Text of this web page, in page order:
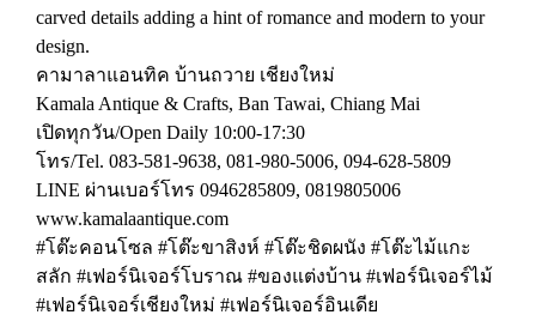
carved details adding a hint of romance and modern to your
design.
คามาลาแอนทิค บ้านถวาย เชียงใหม่
Kamala Antique & Crafts, Ban Tawai, Chiang Mai
เปิดทุกวัน/Open Daily 10:00-17:30
โทร/Tel. 083-581-9638, 081-980-5006, 094-628-5809
LINE ผ่านเบอร์โทร 0946285809, 0819805006
www.kamalaantique.com
#โต๊ะคอนโซล #โต๊ะขาสิงห์ #โต๊ะชิดผนัง #โต๊ะไม้แกะ
สลัก #เฟอร์นิเจอร์โบราณ #ของแต่งบ้าน #เฟอร์นิเจอร์ไม้
#เฟอร์นิเจอร์เชียงใหม่ #เฟอร์นิเจอร์อินเดีย